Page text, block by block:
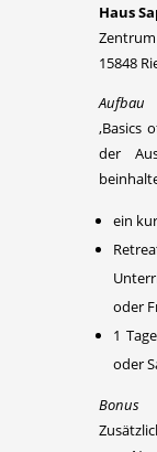
Haus
15848
Aufbau
‚Basics
der
ein
oder
1
oder
Bonus